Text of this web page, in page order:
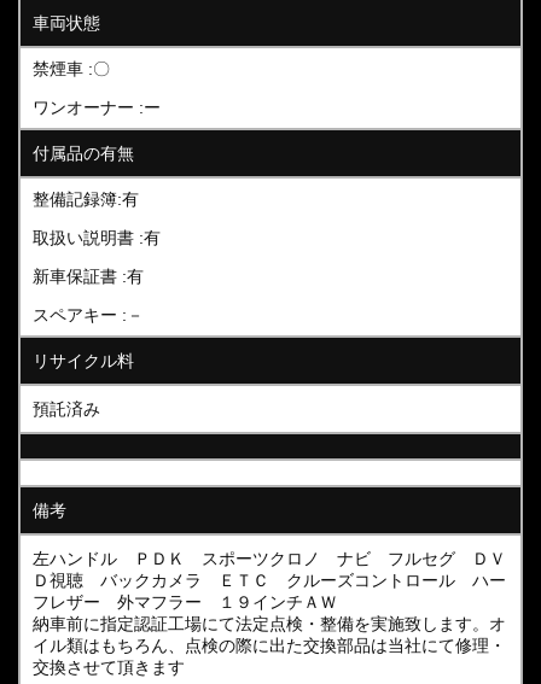
車両状態
禁煙車 :〇
ワンオーナー :ー
付属品の有無
整備記録簿:有
取扱い説明書 :有
新車保証書 :有
スペアキー :－
リサイクル料
預託済み
備考
左ハンドル ＰＤＫ スポーツクロノ ナビ フルセグ ＤＶ
Ｄ視聴 バックカメラ ＥＴＣ クルーズコントロール ハー
フレザー 外マフラー １９インチＡＷ
納車前に指定認証工場にて法定点検・整備を実施致します。オ
イル類はもちろん、点検の際に出た交換部品は当社にて修理・
交換させて頂きます